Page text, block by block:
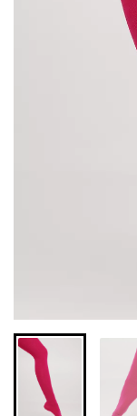
Бесшовные
микрофибры